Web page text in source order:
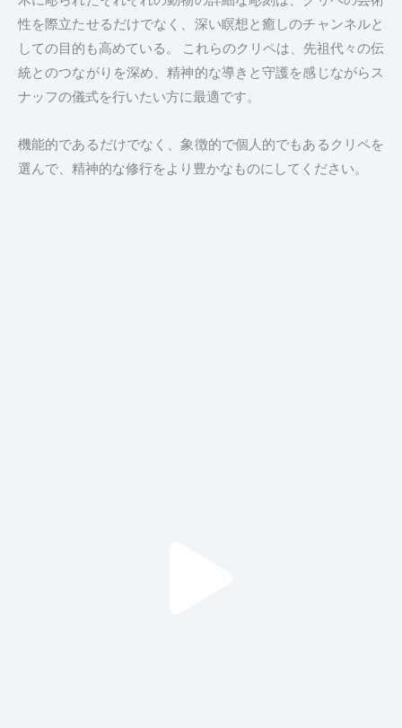
性を際立たせるだけでなく、深い瞑想と癒しのチャンネルと
しての目的も高めている。 これらのクリペは、先祖代々の伝
統とのつながりを深め、精神的な導きと守護を感じながらス
ナッフの儀式を行いたい方に最適です。
機能的であるだけでなく、象徴的で個人的でもあるクリペを
選んで、精神的な修行をより豊かなものにしてください。